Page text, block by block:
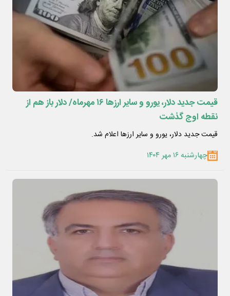
قیمت جدید دلار، یورو و سایر ارزها ۱۶ مهرماه/ دلار باز هم از
نقطه اوج گذشت
قیمت جدید دلار، یورو و سایر ارزها اعلام شد.
چهارشنبه ۱۶ مهر ۱۴۰۴